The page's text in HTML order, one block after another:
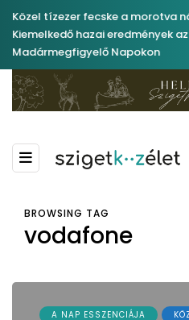
Közel tízezer fecske a morotva
Kiemelkedő hazai eredmények
Madármegfigyelő Napokon
BROWSING TAG
vodafone
A NAP ESSZENCIÁJA